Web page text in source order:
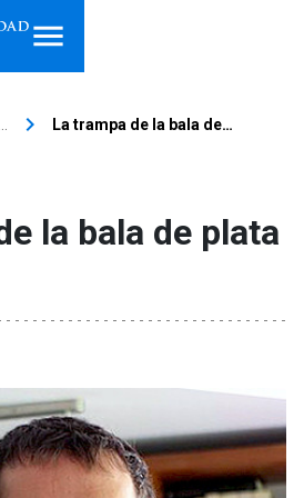
keyboard_arrow_right La trampa de la bala de…
la bala de plata